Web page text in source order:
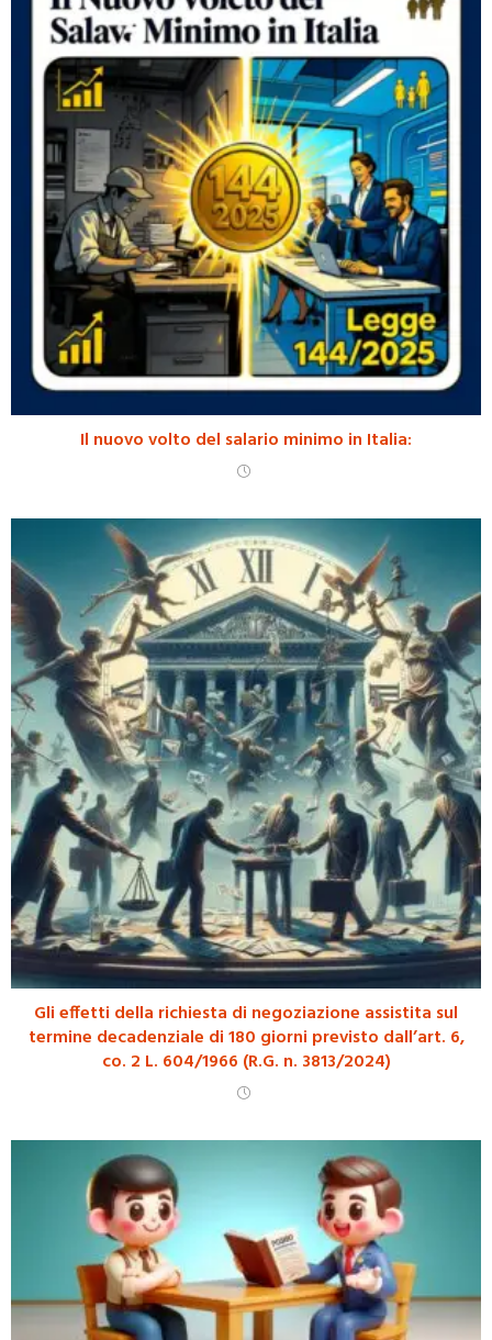
Il nuovo volto del salario minimo in Italia:
Gli effetti della richiesta di negoziazione assistita sul
termine decadenziale di 180 giorni previsto dall’art. 6,
co. 2 L. 604/1966 (R.G. n. 3813/2024)